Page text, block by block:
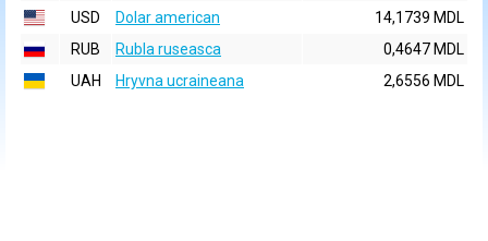
USD
Dolar american
14,1739 MDL
RUB
Rubla ruseasca
0,4647 MDL
UAH
Hryvna ucraineana 2,6556 MDL